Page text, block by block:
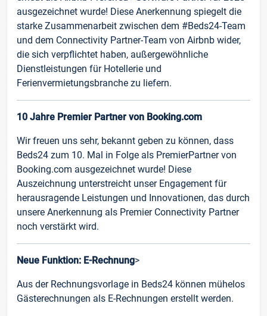
ausgezeichnet wurde! Diese Anerkennung spiegelt die
starke Zusammenarbeit zwischen dem #Beds24-Team
und dem Connectivity Partner-Team von Airbnb wider,
die sich verpflichtet haben, außergewöhnliche
Dienstleistungen für Hotellerie und
Ferienvermietungsbranche zu liefern.
10 Jahre Premier Partner von Booking.com
Wir freuen uns sehr, bekannt geben zu können, dass
Beds24 zum 10. Mal in Folge als PremierPartner von
Booking.com ausgezeichnet wurde! Diese
Auszeichnung unterstreicht unser Engagement für
herausragende Leistungen und Innovationen, das durch
unsere Anerkennung als Premier Connectivity Partner
noch verstärkt wird.
Neue Funktion: E-Rechnung>
Aus der Rechnungsvorlage in Beds24 können mühelos
Gästerechnungen als E-Rechnungen erstellt werden.